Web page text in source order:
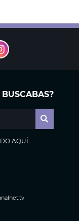
AQUÍ